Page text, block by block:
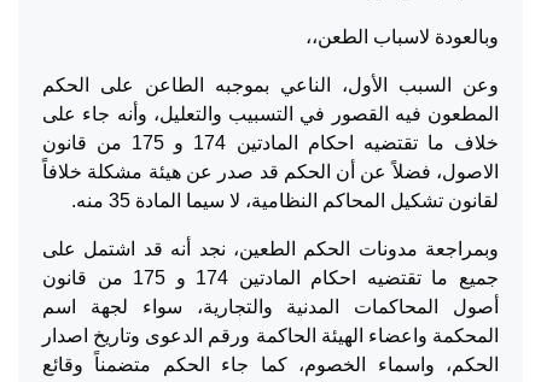
وبالعودة لاسباب الطعن،،
وعن السبب الأول، الناعي بموجبه الطاعن على الحكم
المطعون فيه القصور في التسبيب والتعليل، وأنه جاء على
خلاف ما تقتضيه احكام المادتين 174 و 175 من قانون
الاصول، فضلاً عن أن الحكم قد صدر عن هيئة مشكلة خلافاً
لقانون تشكيل المحاكم النظامية، لا سيما المادة 35 منه.
وبمراجعة مدونات الحكم الطعين، نجد أنه قد اشتمل على
جميع ما تقتضيه احكام المادتين 174 و 175 من قانون
أصول المحاكمات المدنية والتجارية، سواء لجهة اسم
المحكمة واعضاء الهيئة الحاكمة ورقم الدعوى وتاريخ اصدار
الحكم، واسماء الخصوم، كما جاء الحكم متضمناً وقائع